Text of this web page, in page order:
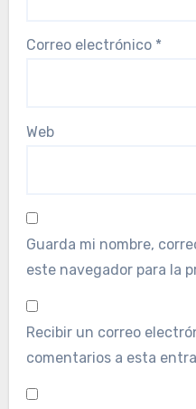
Correo electrónico *
Web
Guarda mi nombre,
este navegador para la
Recibir un correo
comentarios a esta